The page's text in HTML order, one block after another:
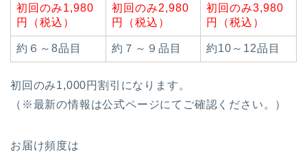
初回のみ1,980
円（税込）
初回のみ2,980
円（税込）
初回のみ3,980
円（税込）
約６～8品目 約７～９品目 約10～12品目
初回のみ1,000円割引になります。
（※最新の情報は公式ページにてご確認ください。）
お届け頻度は